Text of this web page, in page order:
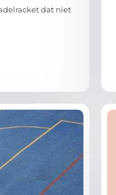
dat niet